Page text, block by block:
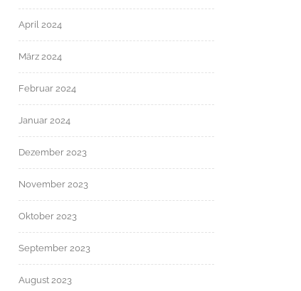
April 2024
März 2024
Februar 2024
Januar 2024
Dezember 2023
November 2023
Oktober 2023
September 2023
August 2023